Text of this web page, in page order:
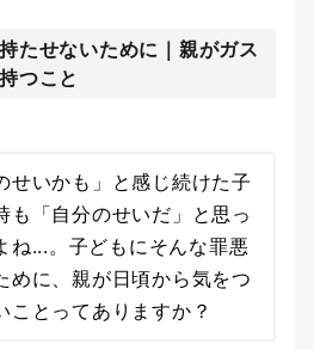
たせないために｜親がガス
つこと
せいかも」と感じ続けた子
も「自分のせいだ」と思っ
ね...。子どもにそんな罪悪
めに、親が日頃から気をつ
ことってありますか？